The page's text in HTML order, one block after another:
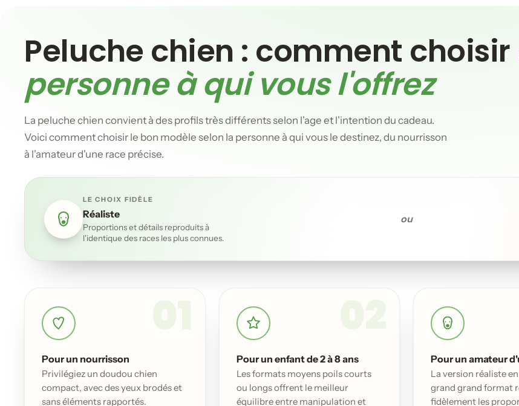
Peluche chien : comment choisir
personne à qui vous l'offrez
La peluche chien convient à des profils très différents selon l'age et l'intention du cadeau.
Voici comment choisir le bon modèle selon la personne à qui vous le destinez, du nourrisson
à l'amateur d'une race précise.
LE CHOIX FIDÈLE
Réaliste
Proportions et détails reproduits à
l'identique des races les plus connues.
ou
Pour un nourrisson
Privilégiez un doudou chien
compact, avec des yeux brodés et
sans éléments rapportés.
Pour un enfant de 2 à 8 ans
Les formats moyens poils courts
ou longs offrent le meilleur
équilibre entre manipulation et
Pour un amateur
La version réaliste
grand grand format
fidèlement les